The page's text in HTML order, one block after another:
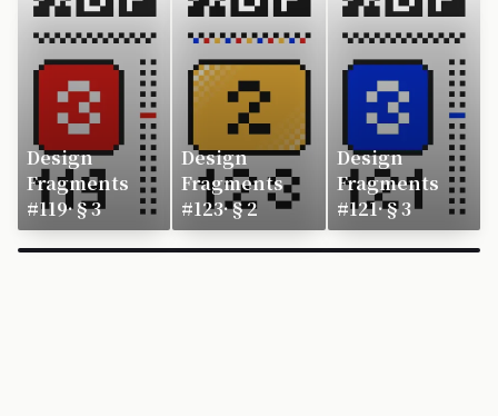
Design
Fragments
#119·§3
Design
Fragments
#123·§2
Design
Fragments
#121·§3